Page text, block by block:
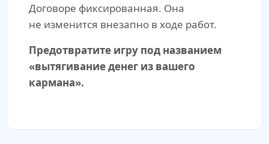
Договоре фиксированная. Она
не изменится внезапно в ходе работ.
Предотвратите игру под названием
«вытягивание денег из вашего
кармана».